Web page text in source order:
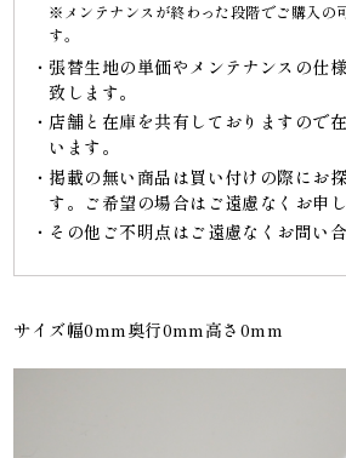
※メンテナンスが終わった段階でご購入の
す。
張替生地の単価やメンテナンスの仕
致します。
店舗と在庫を共有しておりますので
います。
掲載の無い商品は買い付けの際にお
す。ご希望の場合はご遠慮なくお申
その他ご不明点はご遠慮なくお問い
サイズ幅0mm奥行0mm高さ0mm